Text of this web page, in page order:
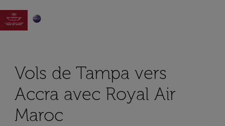

Vols de Tampa vers
Accra avec Royal Air
Maroc